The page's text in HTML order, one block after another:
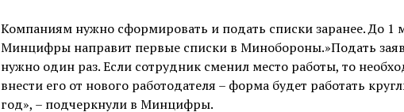
Компаниям нужно сформировать и подать списки заранее. До 1
Минцифры направит первые списки в Минобороны.»Подать
нужно один раз. Если сотрудник сменил место работы, то
внести его от нового работодателя – форма будет работать
год», – подчеркнули в Минцифры.